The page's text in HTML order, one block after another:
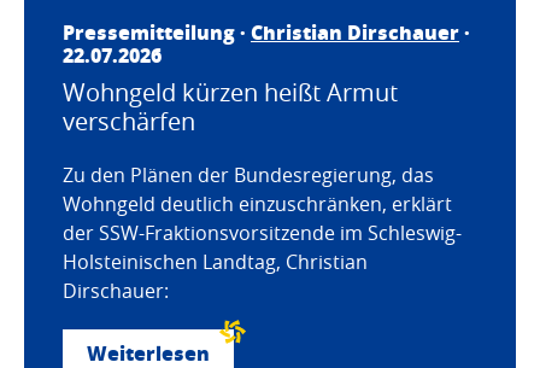
Pressemitteilung · Christian Dirschauer·
22.07.2026
Wohngeld kürzen heißt Armut
verschärfen
Zu den Plänen der Bundesregierung, das
Wohngeld deutlich einzuschränken, erklärt
der SSW-Fraktionsvorsitzende im Schleswig-
Holsteinischen Landtag, Christian
Dirschauer:
Weiterlesen